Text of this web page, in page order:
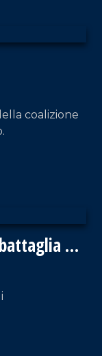
coalizione
di